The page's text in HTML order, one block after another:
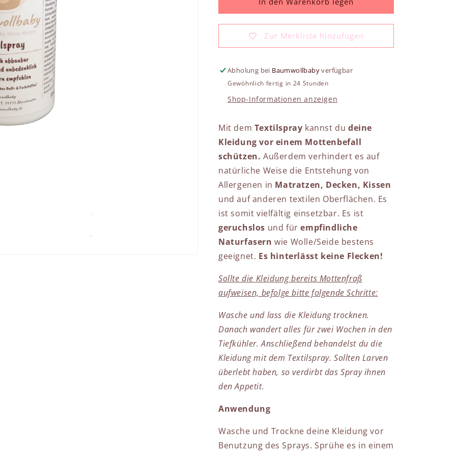
Textilspray
gegen
Motten
Textilspray
gegen
Motten
Zur Merkliste hinzufügen
Abholung bei Baumwollbabyverfügbar
Gewöhnlich fertig in 24 Stunden
Shop-Informationen anzeigen
Mit dem Textilspray kannst dudeine
Kleidung vor einem Mottenbefall
schützen. Außerdem verhindert es auf
natürliche Weise die Entstehung von
Allergenen in Matratzen, Decken, Kissen
und auf anderen textilen Oberflächen. Es
ist somit vielfältig einsetzbar. Es ist
geruchslos und fürempfindliche
Naturfasern wie Wolle/Seide bestens
geeignet. Es hinterlässt keine Flecken!
Sollte die Kleidung bereits Mottenfraß
aufweisen, befolge bitte folgende Schritte:
Wasche und lass die Kleidung trocknen.
Danach wandert alles für zwei Wochen in den
Tiefkühler. Anschließend behandelst du die
Kleidung mit dem Textilspray. Sollten Larven
überlebt haben, so verdirbt das Spray ihnen
den Appetit.
Anwendung
Wasche und Trockne deine Kleidung vor
Benutzung des Sprays. Sprühe es in einem